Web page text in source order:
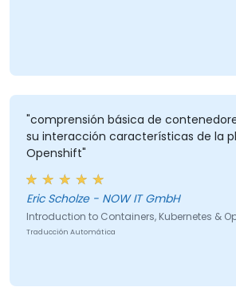
"comprensión básica de
su interacción características de la plataforma
Openshift"
Eric Scholze - NOW IT GmbH
Introduction to Containers, Kubernetes &
Traducción Automática